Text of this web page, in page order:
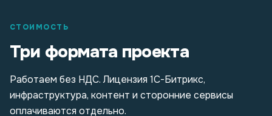
СТОИМОСТЬ
Три формата проекта
Работаем без НДС. Лицензия 1С-Битрикс,
инфраструктура, контент и сторонние сервисы
оплачиваются отдельно.